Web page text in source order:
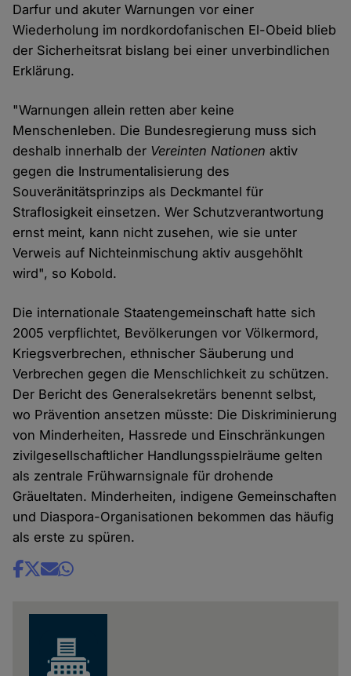
Darfur und akuter Warnungen vor einer
Wiederholung im nordkordofanischen El-Obeid blieb
der Sicherheitsrat bislang bei einer unverbindlichen
Erklärung.
"Warnungen allein retten aber keine
Menschenleben. Die Bundesregierung muss sich
deshalb innerhalb der Vereinten Nationen aktiv
gegen die Instrumentalisierung des
Souveränitätsprinzips als Deckmantel für
Straflosigkeit einsetzen. Wer Schutzverantwortung
ernst meint, kann nicht zusehen, wie sie unter
Verweis auf Nichteinmischung aktiv ausgehöhlt
wird", so Kobold.
Die internationale Staatengemeinschaft hatte sich
2005 verpflichtet, Bevölkerungen vor Völkermord,
Kriegsverbrechen, ethnischer Säuberung und
Verbrechen gegen die Menschlichkeit zu schützen.
Der Bericht des Generalsekretärs benennt selbst,
wo Prävention ansetzen müsste: Die Diskriminierung
von Minderheiten, Hassrede und Einschränkungen
zivilgesellschaftlicher Handlungsspielräume gelten
als zentrale Frühwarnsignale für drohende
Gräueltaten. Minderheiten, indigene Gemeinschaften
und Diaspora-Organisationen bekommen das häufig
als erste zu spüren.
Share